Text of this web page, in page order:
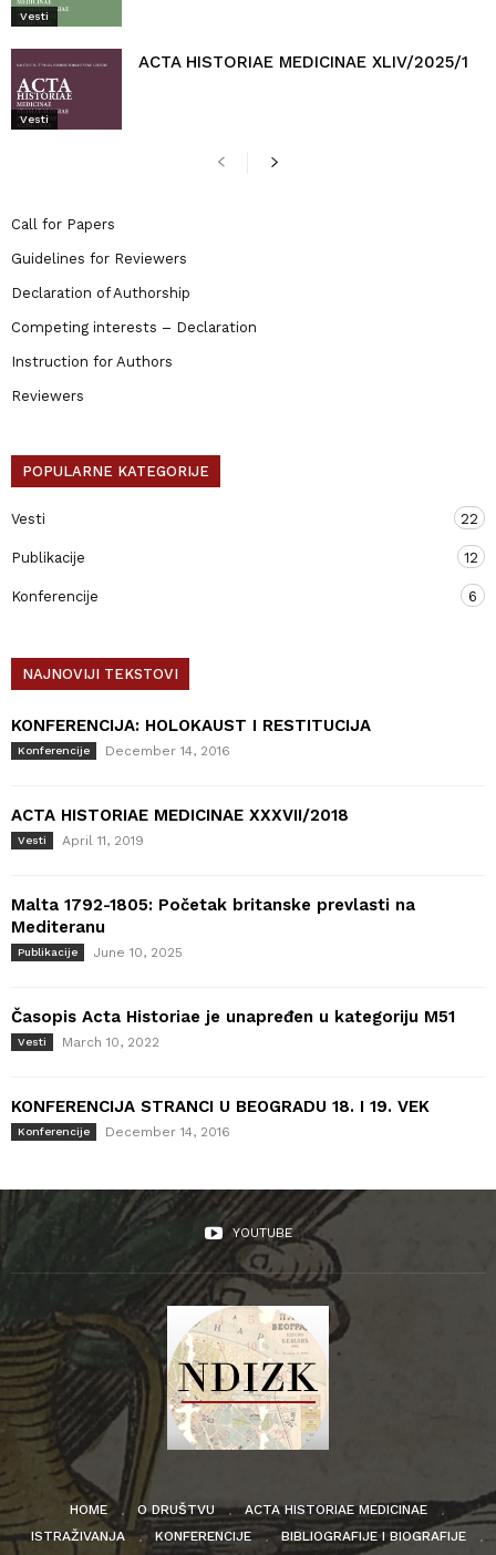
Vesti
Vesti
ACTA HISTORIAE MEDICINAE XLIV/2025/1
Call for Papers
Guidelines for Reviewers
Declaration of Authorship
Competing interests – Declaration
Instruction for Authors
Reviewers
POPULARNE KATEGORIJE
Vesti 22
Publikacije 12
Konferencije 6
NAJNOVIJI TEKSTOVI
KONFERENCIJA: HOLOKAUST I RESTITUCIJA
Konferencije December 14, 2016
ACTA HISTORIAE MEDICINAE XXXVII/2018
Vesti April 11, 2019
Malta 1792-1805: Početak britanske prevlasti na
Mediteranu
Publikacije June 10, 2025
Časopis Acta Historiae je unapređen u kategoriju M51
Vesti March 10, 2022
KONFERENCIJA STRANCI U BEOGRADU 18. I 19. VEK
Konferencije December 14, 2016
YOUTUBE
HOME O DRUŠTVU
ACTA HISTORIAE MEDICINAE
ISTRAŽIVANJA
KONFERENCIJE BIBLIOGRAFIJE I BIOGRAFIJE